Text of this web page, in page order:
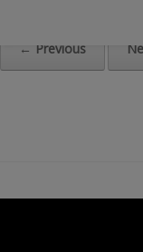
to
← Previous